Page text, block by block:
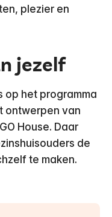
plezier en
jezelf
op het programma
ontwerpen van
House. Daar
de
te maken.